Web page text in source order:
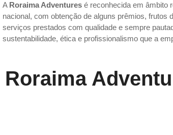
A Roraima Adventures é reconhecida em âmbito
nacional, com obtenção de alguns prêmios, frutos
serviços prestados com qualidade e sempre
sustentabilidade, ética e profissionalismo que a
Roraima